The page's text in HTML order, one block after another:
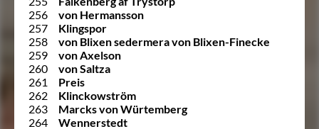
256
von Hermansson
257
Klingspor
258
von Blixen sedermera von Blixen-Finecke
259
von Axelson
260
von Saltza
261
Preis
262
Klinckowström
263
Marcks von Würtemberg
264
Wennerstedt